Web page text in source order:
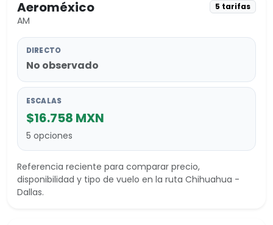
Aeroméxico
AM
5 tarifas
DIRECTO
No observado
ESCALAS
$16.758 MXN
5 opciones
Referencia reciente para comparar precio,
disponibilidad y tipo de vuelo en la ruta Chihuahua -
Dallas.